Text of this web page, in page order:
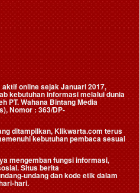
online sejak Januari 2017,
kebutuhan informasi melalui dunia
PT. Wahana Bintang Media
, Nomor : 363/DP-
ditampilkan, Klikwarta.com terus
kebutuhan pembaca sesuai
mengemban fungsi informasi,
Situs berita
undang dan kode etik dalam
hari.